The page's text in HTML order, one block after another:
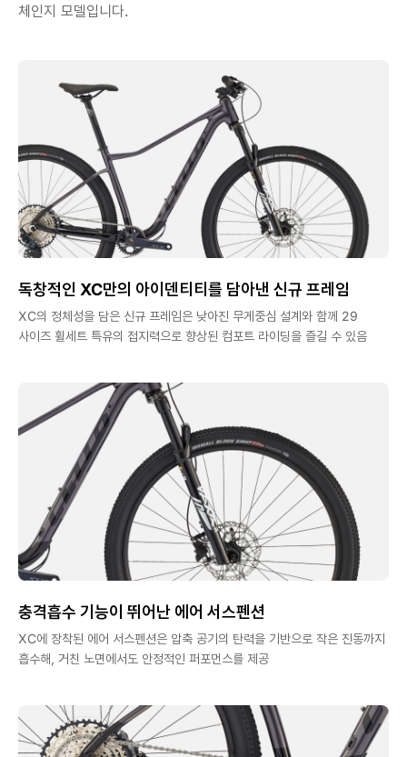
체인지 모델입니다.
독창적인 XC만의 아이덴티티를 담아낸 신규 프레임
XC의 정체성을 담은 신규 프레임은 낮아진 무게중심 설계와 함께 29
사이즈 휠세트 특유의 접지력으로 향상된 컴포트 라이딩을 즐길 수 있음
충격흡수 기능이 뛰어난 에어 서스펜션
XC에 장착된 에어 서스펜션은 압축 공기의 탄력을 기반으로 작은 진동까지
흡수해, 거친 노면에서도 안정적인 퍼포먼스를 제공